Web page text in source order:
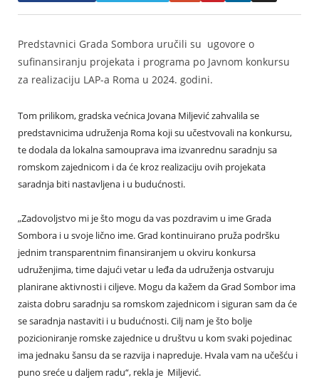
Predstavnici Grada Sombora uručili su ugovore o
sufinansiranju projekata i programa po Javnom konkursu
za realizaciju LAP-a Roma u 2024. godini.
Tom prilikom, gradska većnica Jovana Miljević zahvalila se
predstavnicima udruženja Roma koji su učestvovali na konkursu,
te dodala da lokalna samouprava ima izvanrednu saradnju sa
romskom zajednicom i da će kroz realizaciju ovih projekata
saradnja biti nastavljena i u budućnosti.
„Zadovoljstvo mi je što mogu da vas pozdravim u ime Grada
Sombora i u svoje lično ime. Grad kontinuirano pruža podršku
jednim transparentnim finansiranjem u okviru konkursa
udruženjima, time dajući vetar u leđa da udruženja ostvaruju
planirane aktivnosti i ciljeve. Mogu da kažem da Grad Sombor ima
zaista dobru saradnju sa romskom zajednicom i siguran sam da će
se saradnja nastaviti i u budućnosti. Cilj nam je što bolje
pozicioniranje romske zajednice u društvu u kom svaki pojedinac
ima jednaku šansu da se razvija i napreduje. Hvala vam na učešću i
puno sreće u daljem radu“, rekla je Miljević.